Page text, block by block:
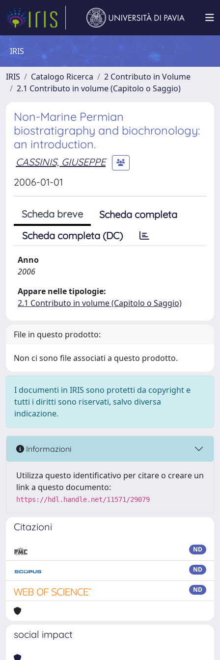
IRIS
IRIS Catalogo Ricerca
2 Contributo in Volume
2.1 Contributo in volume (Capitolo o Saggio)
Non-Marine Permian
biostratigraphy and biochronology:
an introduction.
CASSINIS, GIUSEPPE
2006-01-01
Scheda breve
Scheda completa
Scheda completa (DC)
Anno
2006
Appare nelle tipologie:
2.1 Contributo in volume (Capitolo o Saggio)
File in questo prodotto:
Non ci sono file associati a questo prodotto.
I documenti in IRIS sono protetti da copyright e
tutti i diritti sono riservati, salvo diversa
indicazione.
Informazioni
Utilizza questo identificativo per citare o creare un
link a questo documento:
https://hdl.handle.net/11571/29079
Citazioni
ND
ND
ND
social impact